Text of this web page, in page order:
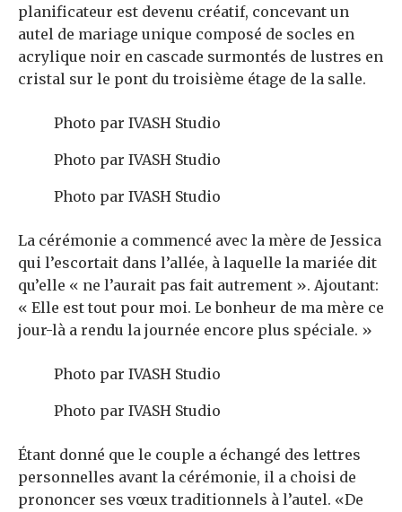
planificateur est devenu créatif, concevant un
autel de mariage unique composé de socles en
acrylique noir en cascade surmontés de lustres en
cristal sur le pont du troisième étage de la salle.
Photo par IVASH Studio
Photo par IVASH Studio
Photo par IVASH Studio
La cérémonie a commencé avec la mère de Jessica
qui l’escortait dans l’allée, à laquelle la mariée dit
qu’elle « ne l’aurait pas fait autrement ». Ajoutant:
« Elle est tout pour moi. Le bonheur de ma mère ce
jour-là a rendu la journée encore plus spéciale. »
Photo par IVASH Studio
Photo par IVASH Studio
Étant donné que le couple a échangé des lettres
personnelles avant la cérémonie, il a choisi de
prononcer ses vœux traditionnels à l’autel. «De